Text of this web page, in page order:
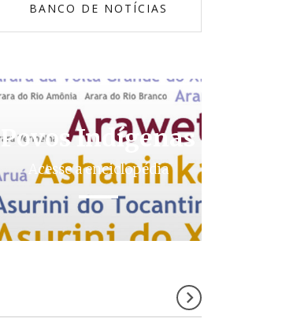
BANCO DE NOTÍCIAS
Povos Indígenas
Acesse a enciclopédia